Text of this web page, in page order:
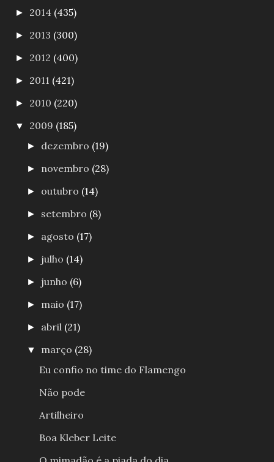
► 2014 (435)
► 2013 (300)
► 2012 (400)
► 2011 (421)
► 2010 (220)
▼ 2009 (185)
► dezembro (19)
► novembro (28)
► outubro (14)
► setembro (8)
► agosto (17)
► julho (14)
► junho (6)
► maio (17)
► abril (21)
▼ março (28)
Eu confio no time do Flamengo
Não pode
Artilheiro
Boa Kleber Leite